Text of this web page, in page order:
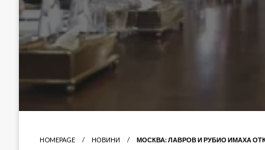
HOMEPAGE НОВИНИ МОСКВА: ЛАВРОВ И РУБИО ИМАХА